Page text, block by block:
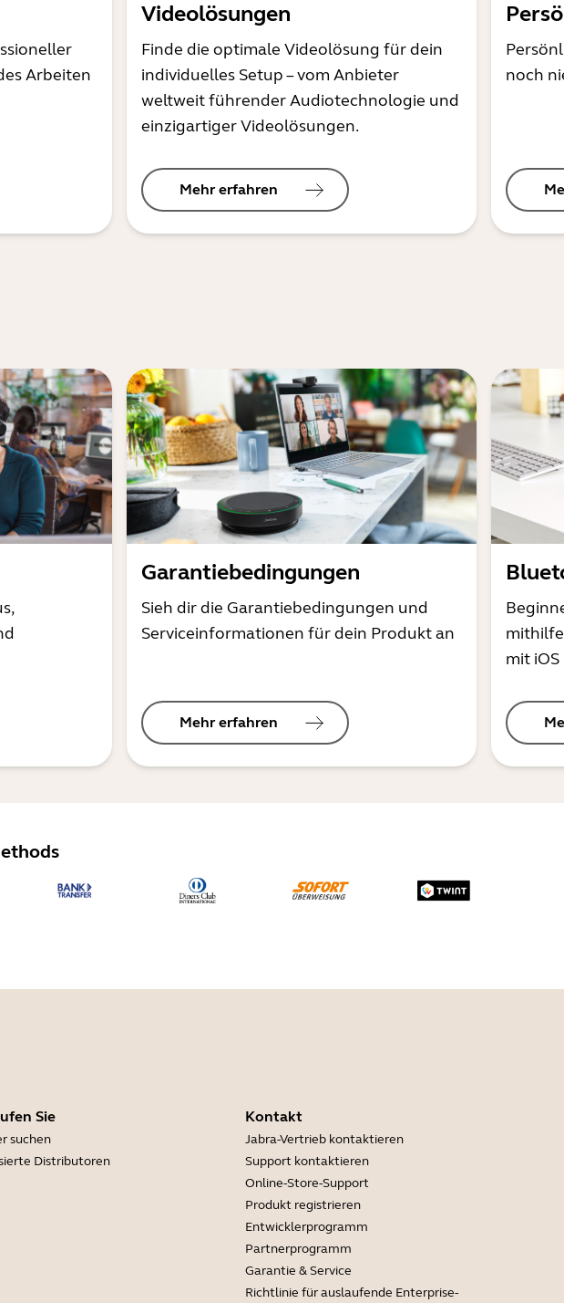
Arbeiten
Videolösungen
Finde die optimale Videolösung für dein
individuelles Setup – vom Anbieter
weltweit führender Audiotechnologie und
einzigartiger Videolösungen.
Mehr erfahren
noch
Garantiebedingungen
Sieh dir die Garantiebedingungen und
Serviceinformationen für dein Produkt an
Mehr erfahren
mit
Sie
suchen
Distributoren
Kontakt
Jabra-Vertrieb kontaktieren
Support kontaktieren
Online-Store-Support
Produkt registrieren
Entwicklerprogramm
Partnerprogramm
Garantie & Service
Richtlinie für auslaufende Enterprise-